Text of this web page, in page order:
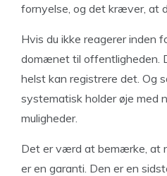
fornyelse, og det kræver, at
Hvis du ikke reagerer inden
domænet til offentligheden.
helst kan registrere det. Og
systematisk holder øje med
muligheder.
Det er værd at bemærke, at
er en garanti. Den er en